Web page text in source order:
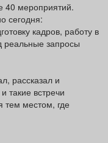
40 мероприятий.
сегодня:
кадров, работу в
реальные запросы
рассказал и
такие встречи
тем местом, где